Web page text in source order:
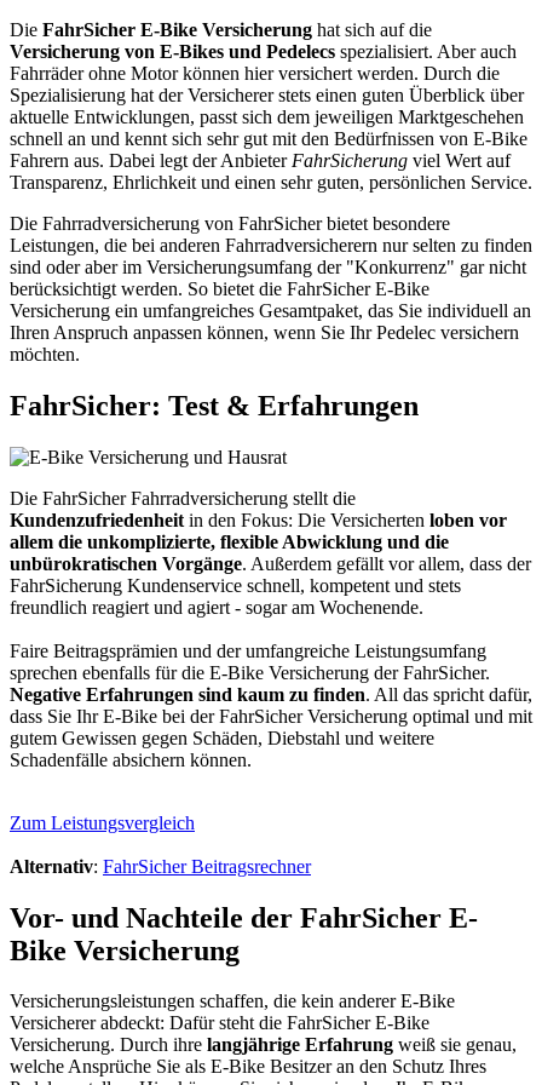
Die FahrSicher E-Bike Versicherung hat sich auf die
Versicherung von E-Bikes und Pedelecs spezialisiert. Aber auch
Fahrräder ohne Motor können hier versichert werden. Durch die
Spezialisierung hat der Versicherer stets einen guten Überblick über
aktuelle Entwicklungen, passt sich dem jeweiligen Marktgeschehen
schnell an und kennt sich sehr gut mit den Bedürfnissen von E-Bike
Fahrern aus. Dabei legt der Anbieter FahrSicherung viel Wert auf
Transparenz, Ehrlichkeit und einen sehr guten, persönlichen Service.
Die Fahrradversicherung von FahrSicher bietet besondere
Leistungen, die bei anderen Fahrradversicherern nur selten zu finden
sind oder aber im Versicherungsumfang der "Konkurrenz" gar nicht
berücksichtigt werden. So bietet die FahrSicher E-Bike
Versicherung ein umfangreiches Gesamtpaket, das Sie individuell an
Ihren Anspruch anpassen können, wenn Sie Ihr Pedelec versichern
möchten.
FahrSicher: Test & Erfahrungen
Die FahrSicher Fahrradversicherung stellt die
Kundenzufriedenheit in den Fokus: Die Versicherten loben vor
allem die unkomplizierte, flexible Abwicklung und die
unbürokratischen Vorgänge. Außerdem gefällt vor allem, dass der
FahrSicherung Kundenservice schnell, kompetent und stets
freundlich reagiert und agiert - sogar am Wochenende.
Faire Beitragsprämien und der umfangreiche Leistungsumfang
sprechen ebenfalls für die E-Bike Versicherung der FahrSicher.
Negative Erfahrungen sind kaum zu finden. All das spricht dafür,
dass Sie Ihr E-Bike bei der FahrSicher Versicherung optimal und mit
gutem Gewissen gegen Schäden, Diebstahl und weitere
Schadenfälle absichern können.
Zum Leistungsvergleich
Alternativ: FahrSicher Beitragsrechner
Vor- und Nachteile der FahrSicher E-
Bike Versicherung
Versicherungsleistungen schaffen, die kein anderer E-Bike
Versicherer abdeckt: Dafür steht die FahrSicher E-Bike
Versicherung. Durch ihre langjährige Erfahrung weiß sie genau,
welche Ansprüche Sie als E-Bike Besitzer an den Schutz Ihres